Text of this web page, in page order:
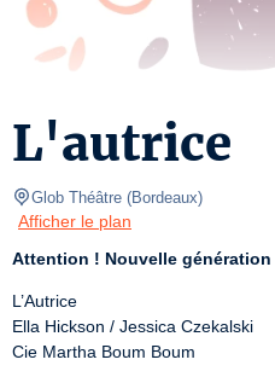
L'autrice
Glob Théâtre (Bordeaux)
Afficher le plan
Attention ! Nouvelle génération
L’Autrice
Ella Hickson / Jessica Czekalski
Cie Martha Boum Boum